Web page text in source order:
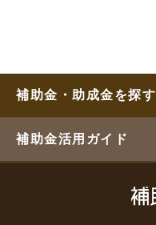
補助金・助成金を探す
補助金活用ガイド